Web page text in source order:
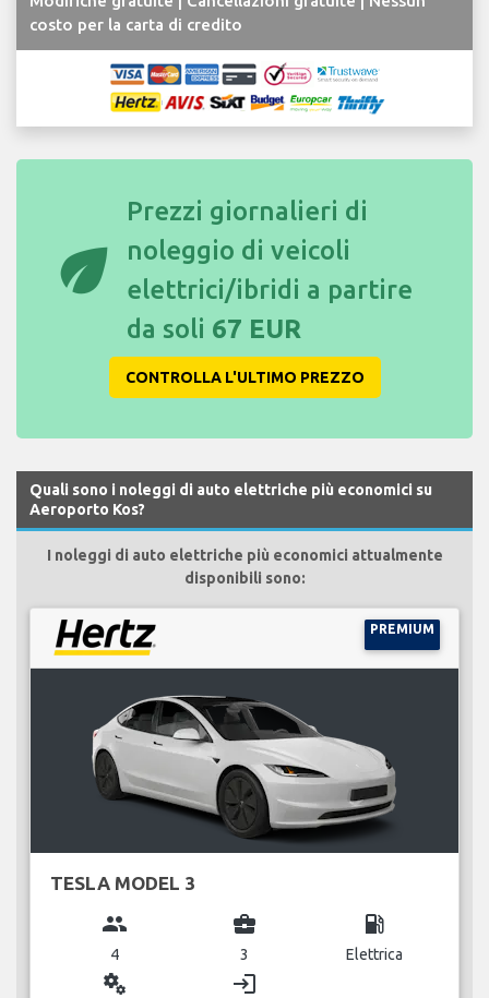
costo per la carta di credito
eco
Prezzi giornalieri di
noleggio di veicoli
elettrici/ibridi a partire
da soli 67 EUR
CONTROLLA L'ULTIMO PREZZO
Quali sono i noleggi di auto elettriche più economici su
Aeroporto Kos?
I noleggi di auto elettriche più economici attualmente
disponibili sono:
PREMIUM
TESLA MODEL 3
group
4
business_center
3
local_gas_station
Elettrica
miscellaneous_services login